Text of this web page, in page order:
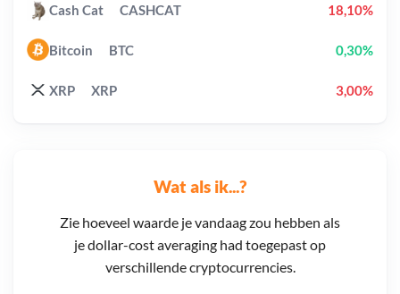
Wat als ik...?
Zie hoeveel waarde je vandaag zou hebben als
je dollar-cost averaging had toegepast op
verschillende cryptocurrencies.
Cash Cat CASHCAT 18,10%
Bitcoin BTC 0,30%
XRP XRP 3,00%